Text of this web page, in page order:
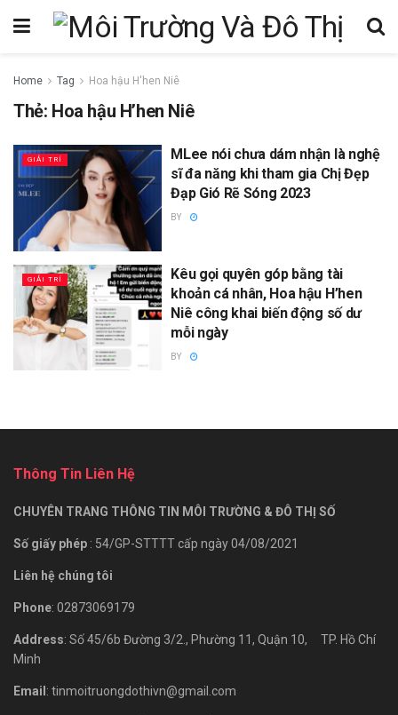
Home Tag Hoa hậu H'hen Niê
Thẻ: Hoa hậu H’hen Niê
GIẢI TRÍ
MLee nói chưa dám nhận là nghệ
sĩ đa năng khi tham gia Chị Đẹp
Đạp Gió Rẽ Sóng 2023
BY
GIẢI TRÍ
Kêu gọi quyên góp bằng tài
khoản cá nhân, Hoa hậu H’hen
Niê công khai biến động số dư
mỗi ngày
BY
Thông Tin Liên Hệ
CHUYÊN TRANG THÔNG TIN MÔI TRƯỜNG & ĐÔ THỊ SỐ
Số giấy phép : 54/GP-STTTT cấp ngày 04/08/2021
Liên hệ chúng tôi
Phone: 02873069179
Address: Số 45/6b Đường 3/2., Phường 11, Quận 10, TP. Hồ Chí
Minh
Email : tinmoitruongdothivn@gmail.com